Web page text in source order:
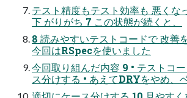
テスト精度もテスト効率も 悪くな
下 がりがち 7 この状態が続くと、
8 読みやすいテストコードで 改善
今回はRSpecを使いました
今回取り組んだ内容 9 • テストコ
ス分けする • あえてDRYをやめ、